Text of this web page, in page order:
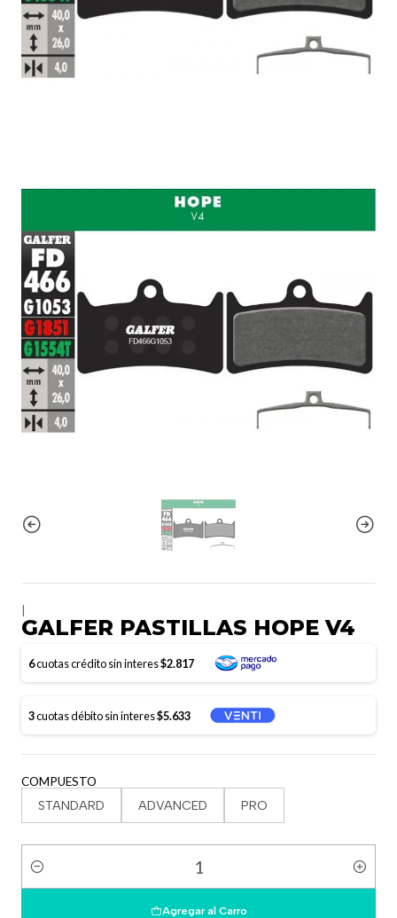
GALFER PASTILLAS HOPE V4
6cuotas crédito sin interes$2.817
3cuotas débito sin interes$5.633
COMPUESTO
STANDARD ADVANCED PRO
Cantidad
Agregar al Carro